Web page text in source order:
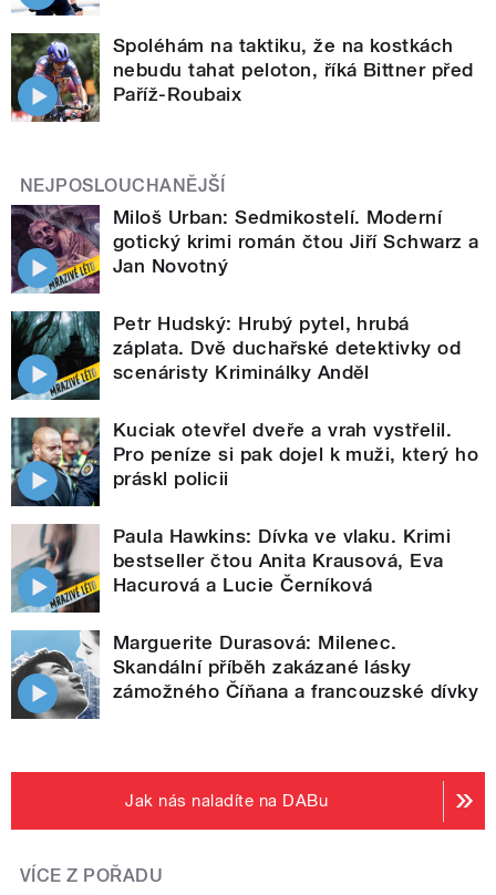
Spoléhám na taktiku, že na kostkách
nebudu tahat peloton, říká Bittner před
Paříž-Roubaix
NEJPOSLOUCHANĚJŠÍ
Miloš Urban: Sedmikostelí. Moderní
gotický krimi román čtou Jiří Schwarz a
Jan Novotný
Petr Hudský: Hrubý pytel, hrubá
záplata. Dvě duchařské detektivky od
scenáristy Kriminálky Anděl
Kuciak otevřel dveře a vrah vystřelil.
Pro peníze si pak dojel k muži, který ho
práskl policii
Paula Hawkins: Dívka ve vlaku. Krimi
bestseller čtou Anita Krausová, Eva
Hacurová a Lucie Černíková
Marguerite Durasová: Milenec.
Skandální příběh zakázané lásky
zámožného Číňana a francouzské dívky
Jak nás naladíte na DABu
VÍCE Z POŘADU